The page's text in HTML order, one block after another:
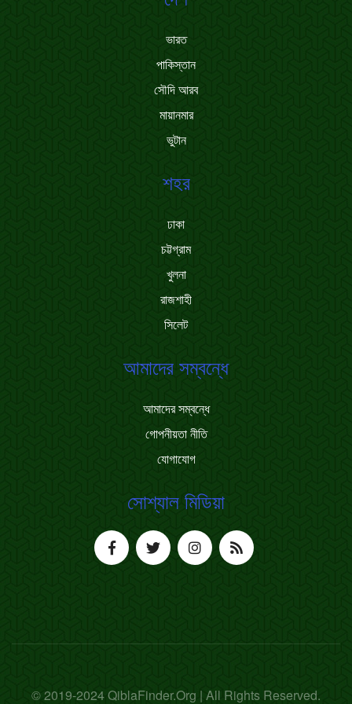
ভারত
পাকিস্তান
সৌদি আরব
মায়ানমার
ভুটান
শহর
ঢাকা
চট্টগ্রাম
খুলনা
রাজশাহী
সিলেট
আমাদের সম্বন্ধে
আমাদের সম্বন্ধে
গোপনীয়তা নীতি
যোগাযোগ
সোশ্যাল মিডিয়া
© 2019-2024 QiblaFinder.Org | All Rights Reserved.